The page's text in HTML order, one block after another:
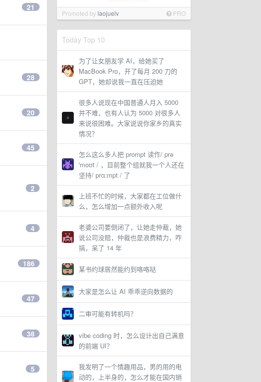
Promoted bylaojuelv PRO
Today Top 10
为了让女朋友学 AI，给她买了
MacBook Pro，开了每月 200 刀的
GPT，她却说我一直在压迫她
很多人说现在中国普通人月入 5000
并不难，也有人认为 5000 对很多人
来说很困难。大家说说你家乡的真实
情况？
怎么这么多人把 prompt 读作/ prə
ˈmoʊt / ，目前整个组就我一个人还在
坚持/ prɑːmpt / 了
上班不忙的时候，大家都在工位做什
么，怎么增加一点额外收入呢
老婆公司要倒闭了，让她走仲裁，她
说公司没赔，仲裁也是浪费精力，咋
搞，呆了 14 年
某书约球居然能约到咯咯哒
大家是怎么让 AI 乖乖逆向数据的
二审可能有转机吗？
vibe coding 时，怎么设计出自己满意
的前端 UI？
我发明了一个情趣用品，男的用的电
动的，上半身的，怎么才能在国内销
21
28
20
45
2
4
186
47
38
5